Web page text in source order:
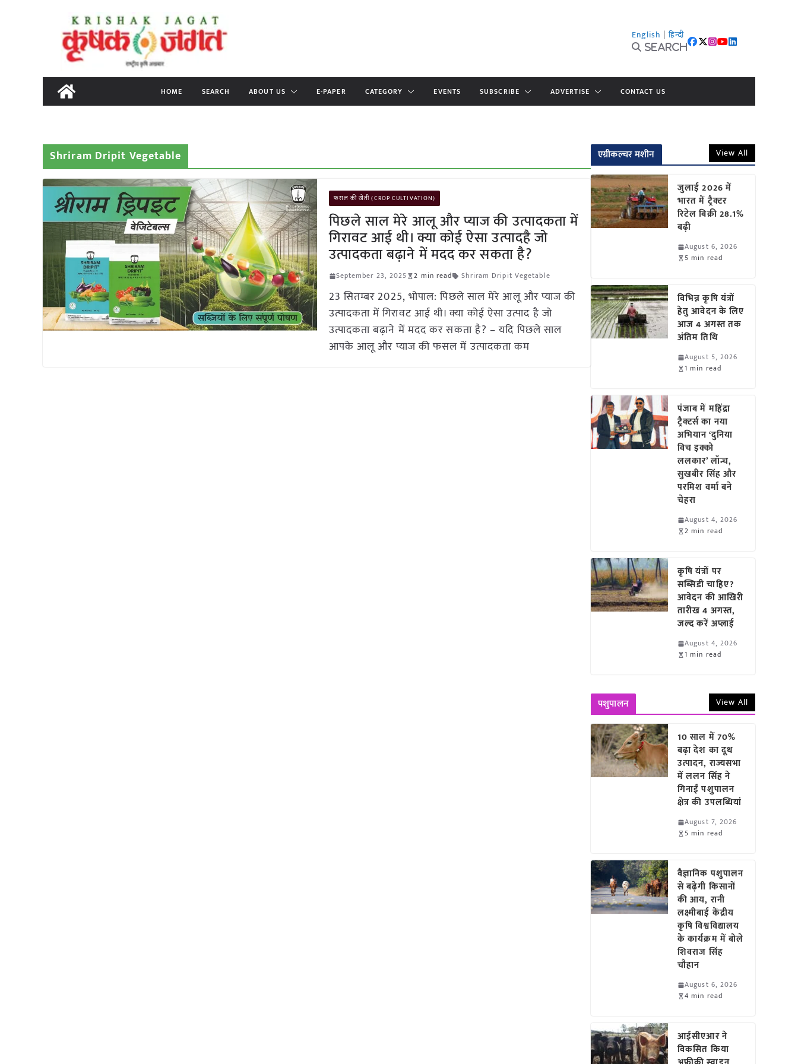
content
English | हिन्दी
Search
HOME SEARCH ABOUT US E-PAPER CATEGORY EVENTS SUBSCRIBE ADVERTISE CONTACT US
Shriram Dripit Vegetable
फसल की खेती (CROP CULTIVATION)
पिछले साल मेरे आलू और प्याज की उत्पादकता में
गिरावट आई थी। क्या कोई ऐसा उत्पादहै जो
उत्पादकता बढ़ाने में मदद कर सकता है?
September 23, 2025 2 min read Shriram Dripit Vegetable
23 सितम्बर 2025, भोपाल: पिछले साल मेरे आलू और प्याज की
उत्पादकता में गिरावट आई थी। क्या कोई ऐसा उत्पाद है जो
उत्पादकता बढ़ाने में मदद कर सकता है? – यदि पिछले साल
आपके आलू और प्याज की फसल में उत्पादकता कम
एग्रीकल्चर मशीन View All
जुलाई 2026 में
भारत में ट्रैक्टर
रिटेल बिक्री 28.1%
बढ़ी
August 6, 2026
5 min read
विभिन्न कृषि यंत्रों
हेतु आवेदन के लिए
आज 4 अगस्त तक
अंतिम तिथि
August 5, 2026
1 min read
पंजाब में महिंद्रा
ट्रैक्टर्स का नया
अभियान ‘दुनिया
विच इक्को
ललकार’ लॉन्च,
सुखबीर सिंह और
परमिश वर्मा बने
चेहरा
August 4, 2026
2 min read
कृषि यंत्रों पर
सब्सिडी चाहिए?
आवेदन की आखिरी
तारीख 4 अगस्त,
जल्द करें अप्लाई
August 4, 2026
1 min read
पशुपालन View All
10 साल में 70%
बढ़ा देश का दूध
उत्पादन, राज्यसभा
में ललन सिंह ने
गिनाईं पशुपालन
क्षेत्र की उपलब्धियां
August 7, 2026
5 min read
वैज्ञानिक पशुपालन
से बढ़ेगी किसानों
की आय, रानी
लक्ष्मीबाई केंद्रीय
कृषि विश्वविद्यालय
के कार्यक्रम में बोले
शिवराज सिंह
चौहान
August 6, 2026
4 min read
आईसीएआर ने
विकसित किया